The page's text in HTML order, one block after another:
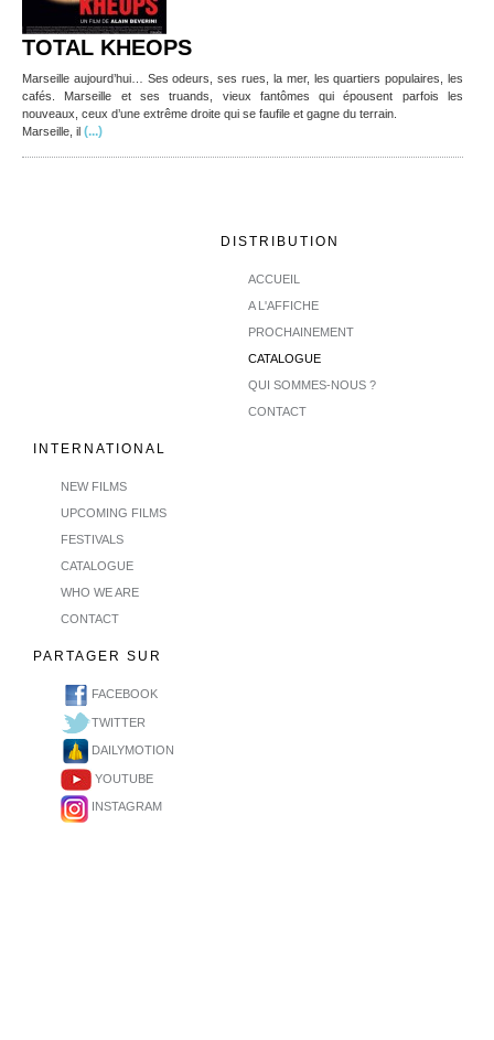
TOTAL KHEOPS
Marseille aujourd’hui… Ses odeurs, ses rues, la mer, les quartiers populaires, les
cafés. Marseille et ses truands, vieux fantômes qui épousent parfois les
nouveaux, ceux d’une extrême droite qui se faufile et gagne du terrain.
Marseille, il (...)
DISTRIBUTION
ACCUEIL
A L'AFFICHE
PROCHAINEMENT
CATALOGUE
QUI SOMMES-NOUS ?
CONTACT
INTERNATIONAL
NEW FILMS
UPCOMING FILMS
FESTIVALS
CATALOGUE
WHO WE ARE
CONTACT
PARTAGER SUR
FACEBOOK
TWITTER
DAILYMOTION
YOUTUBE
INSTAGRAM